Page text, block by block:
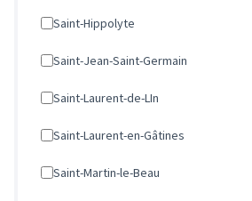
Saint-Hippolyte
Saint-Jean-Saint-Germain
Saint-Laurent-de-LIn
Saint-Laurent-en-Gâtines
Saint-Martin-le-Beau